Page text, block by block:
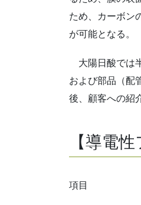
ため、カーボン
が可能となる。
大陽日酸では
および部品（配
後、顧客への紹
【導電
項目